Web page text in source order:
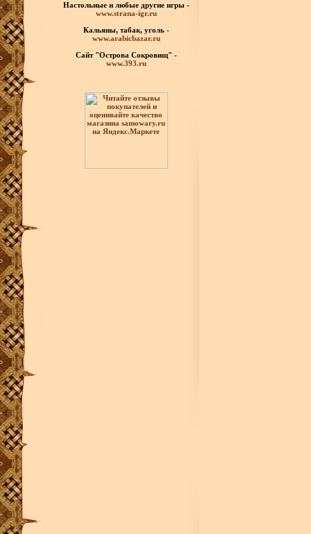
Настольные и любые другие игры -
www.strana-igr.ru
Кальяны, табак, уголь -
www.arabicbazar.ru
Сайт "Острова Сокровищ" -
www.393.ru